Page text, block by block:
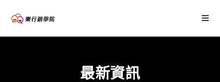
最新資訊